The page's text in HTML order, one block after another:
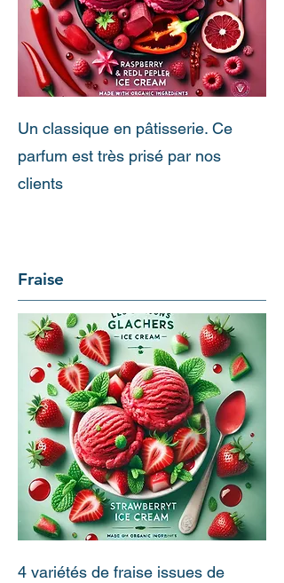
Un classique en pâtisserie. Ce
parfum est très prisé par nos
clients
Fraise
4 variétés de fraise issues de